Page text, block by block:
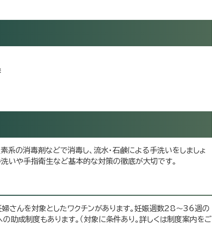
の消毒剤などで消毒し、流水・石鹸による手洗いをしましょ
いや手指衛生など基本的な対策の徹底が大切です。
さんを対象としたワクチンがあります。妊娠週数28～36週の
成制度もあります。（対象に条件あり。詳しくは制度案内をご